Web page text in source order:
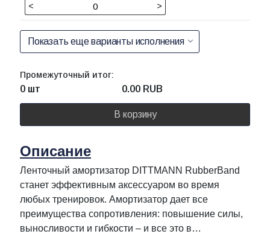
< >
Показать еще варианты исполнения
Промежуточный итог:
0 шт 0.00 RUB
В корзину
Описание
Ленточный амортизатор DITTMANN RubberBand
станет эффективным аксессуаром во время
любых тренировок. Амортизатор дает все
преимущества сопротивления: повышение силы,
выносливости и гибкости – и все это в